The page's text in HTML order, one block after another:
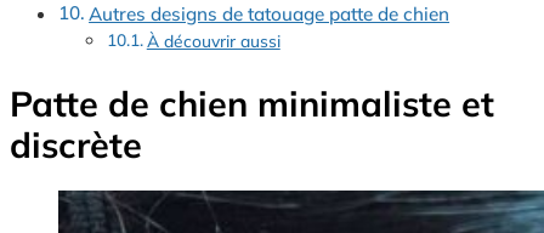
Autres designs de tatouage patte de chien
À découvrir aussi
Patte de chien minimaliste et
discrète